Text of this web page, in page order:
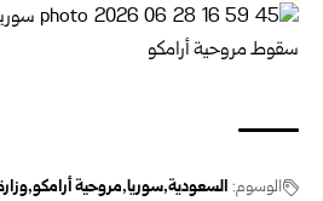
الوسوم: السعودية سوريا مروحية أرامكو